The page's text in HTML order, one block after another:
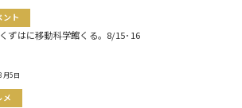
ント
くずはに移動科学館くる。8/15･16
月5日
メ